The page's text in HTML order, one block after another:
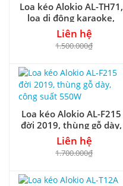
Loa kéo Alokio AL-TH71,
loa di động karaoke,
công suất max 550W
Liên hệ
1.500.000₫
Loa kéo Alokio AL-F215
đời 2019, thùng gỗ dày,
công suất 550W
Liên hệ
1.700.000₫